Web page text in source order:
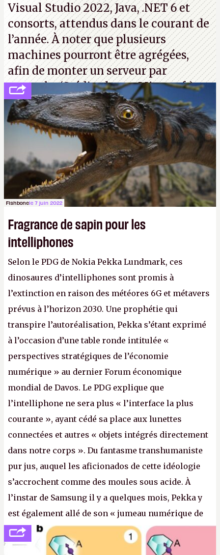
Visual Studio 2022, Java, .NET 6 et
consorts, attendus dans le courant de
l’année. À noter que plusieurs
machines pourront être agrégées,
afin de monter un serveur par
exemple. (Crédit photo : Microsoft)
Fishbonele 7 juin 2022
Fragrance de sapin pour les
intelliphones
Selon le PDG de Nokia Pekka Lundmark, ces
dinosaures d’intelliphones sont promis à
l’extinction en raison des météores 6G et métavers
prévus à l’horizon 2030. Une prophétie qui
transpire l’autoréalisation, Pekka s’étant exprimé
à l’occasion d’une table ronde intitulée «
perspectives stratégiques de l’économie
numérique » au dernier Forum économique
mondial de Davos. Le PDG explique que
l’intelliphone ne sera plus « l’interface la plus
courante », ayant cédé sa place aux lunettes
connectées et autres « objets intégrés directement
dans notre corps ». Du fantasme transhumaniste
pur jus, auquel les aficionados de cette idéologie
s’accrochent comme des moules sous acide. À
l’instar de Samsung il y a quelques mois, Pekka y
est également allé de son « jumeau numérique de
tout » et de l’importance des metasangsues, qu’il
considère comme «
la prochaine grande plateforme